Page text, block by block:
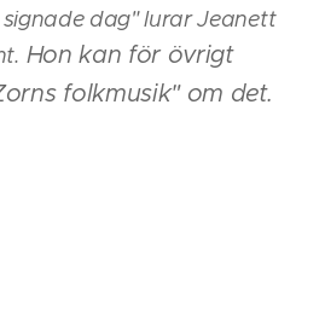
dag" lurar Jeanett
Hon kan för övrigt
folkmusik" om det.